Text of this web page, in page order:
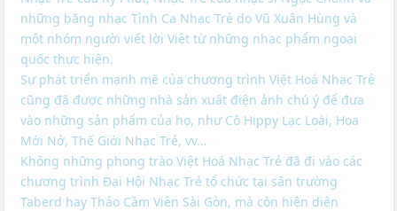
những băng nhạc Tình Ca Nhạc Trẻ do Vũ Xuân Hùng và
một nhóm người viết lời Việt từ những nhạc phẩm ngoại
quốc thực hiện.
Sự phát triển mạnh mẽ của chương trình Việt Hoá Nhạc Trẻ
cũng đã được những nhà sản xuất điện ảnh chú ý để đưa
vào những sản phẩm của họ, như Cô Hippy Lạc Loài, Hoa
Mới Nở, Thế Giới Nhạc Trẻ, vv…
Không những phong trào Việt Hoá Nhạc Trẻ đã đi vào các
chương trình Đại Hội Nhạc Trẻ tổ chức tại sân trường
Taberd hay Thảo Cầm Viên Sài Gòn, mà còn hiện diện